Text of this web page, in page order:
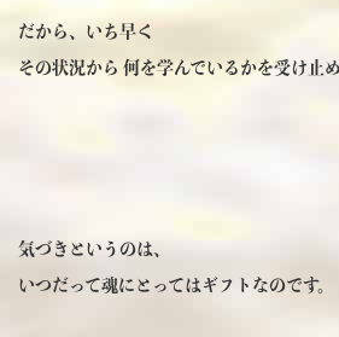
だから、いち早く
その状況から 何を学んでいるかを受け止
気づきというのは、
いつだって魂にとってはギフトなのです。